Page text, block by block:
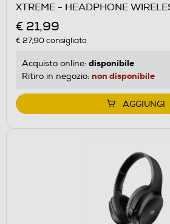
XTREME - HEADPHONE
€ 21,99
€ 27,90consigliato
Acquisto online: disponibile
Ritiro in negozio: non disponibile
AGGIUNGI